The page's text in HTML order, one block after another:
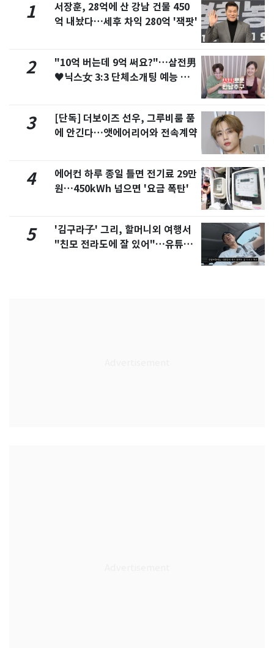
1
서장훈, 28억에 산 강남 건물 450
억 내놨다…세후 차익 280억 '잭팟'
2
"10억 버는데 9억 써요?"…삼전男
♥닉스女 3:3 단체소개팅 예능 화
3
[단독] 더보이즈 선우, 그루비룸 품
에 안긴다…앳에어리어와 전속계약
4
에어컨 하루 종일 틀면 전기료 29만
원…450kWh 넘으면 '요금 폭탄'
5
'김구라子' 그리, 할머니외 여행서
"친모 전라도에 잘 있어"…유튜브